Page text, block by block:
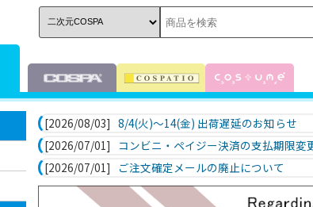
[2026/08/03] 8/4(火)～14(金) 出荷遅延のお知らせ
[2026/07/01]
コンビニ・ペイジー決済の支払期限変
[2026/07/01]
ご注文確定メールの廃止について